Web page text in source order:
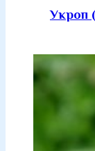
Укроп